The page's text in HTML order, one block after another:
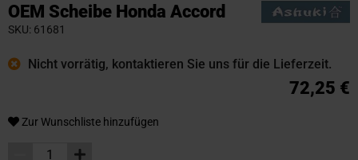
OEM Scheibe Honda Accord
SKU 61681
Nicht vorrätig, kontaktieren Sie uns für die Lieferzeit.
72,25 €
Zur Wunschliste hinzufügen
der
Bildgalerie